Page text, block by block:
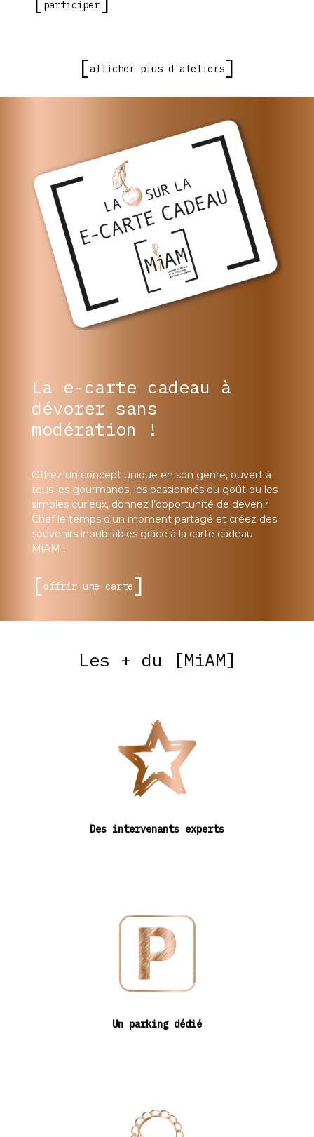
participer
afficher plus d'ateliers
La e-carte cadeau à
dévorer sans
modération !
Offrez un concept unique en son genre, ouvert à
tous les gourmands, les passionnés du goût ou les
simples curieux, donnez l’opportunité de devenir
Chef le temps d’un moment partagé et créez des
souvenirs inoubliables grâce à la carte cadeau
MiAM !
offrir une carte
Les + du [MiAM]
Des intervenants experts
Un parking dédié